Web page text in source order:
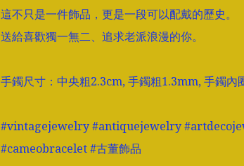
這不只是一件飾品，更是一段可以配戴的歷史。
送給喜歡獨一無二、追求老派浪漫的你。
手鐲尺寸：中央粗2.3cm, 手鐲粗1.3mm, 手鐲內
#vintagejewelry #antiquejewelry
#cameobracelet #古董飾品